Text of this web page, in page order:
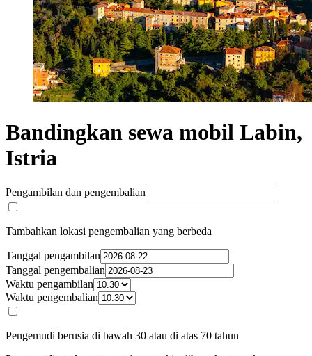
Bandingkan sewa mobil Labin,
Istria
Pengambilan dan pengembalian
Tambahkan lokasi pengembalian yang berbeda
Tanggal pengambilan
Tanggal pengembalian
Waktu pengambilan
Waktu pengembalian
Pengemudi berusia di bawah 30 atau di atas 70 tahun